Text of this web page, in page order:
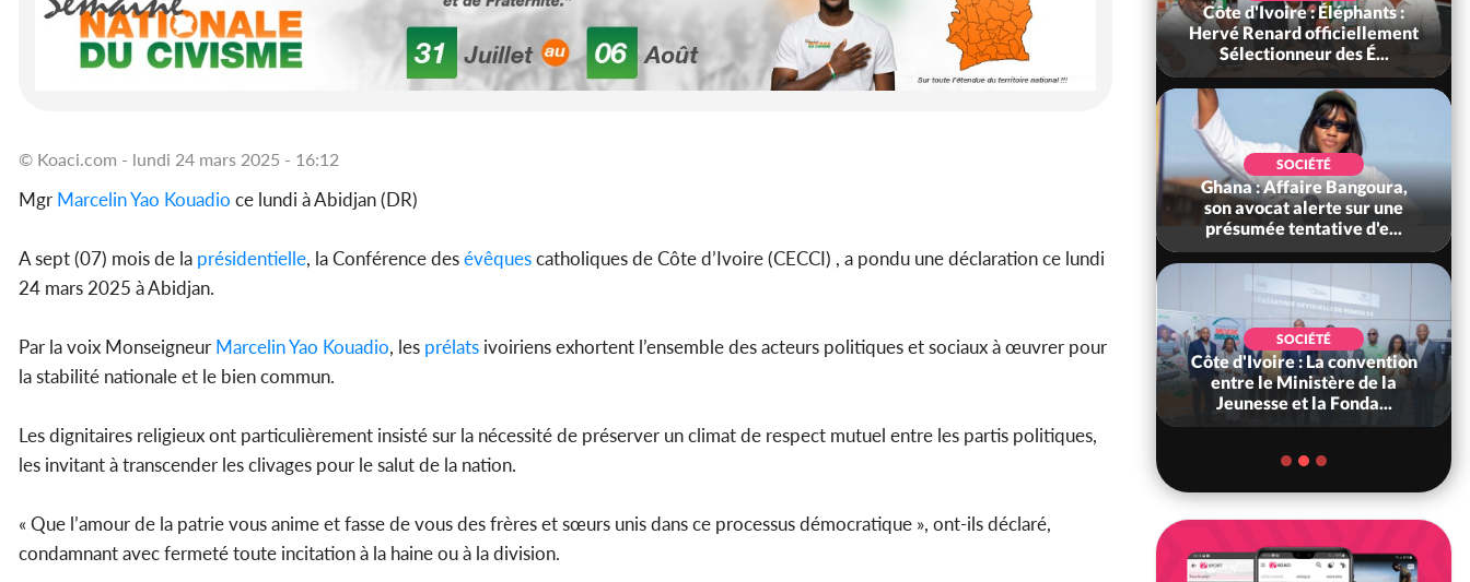
© Koaci.com - lundi 24 mars 2025 - 16:12
Mgr Marcelin Yao Kouadio ce lundi à Abidjan (DR)
A sept (07) mois de la présidentielle, la Conférence desévêquescatholiques de Côte d’Ivoire (CECCI) , a pondu une déclaration ce lundi
24 mars 2025 à Abidjan.
Par la voix Monseigneur Marcelin Yao Kouadio, les prélats ivoiriens exhortent l’ensemble des acteurs politiques et sociaux à œuvrer pour
la stabilité nationale et le bien commun.
Les dignitaires religieux ont particulièrement insisté sur la nécessité de préserver un climat de respect mutuel entre les partis politiques,
les invitant à transcender les clivages pour le salut de la nation.
« Que l’amour de la patrie vous anime et fasse de vous des frères et sœurs unis dans ce processus démocratique », ont-ils déclaré,
condamnant avec fermeté toute incitation à la haine ou à la division.
Côte d'Ivoire : Violences
tragiques à Kossandji (Mé)
ayant fait 03 morts, A...
POLITIQUE
Côte d'Ivoire : Indépendance
Côte d'Ivoire : Éléphants :
Hervé Renard officiellement
Sélectionneur des É...
SOCIÉTÉ
Ghana : Affaire Bangoura,
son avocat alerte sur une
présumée tentative d'e...
SOCIÉTÉ
Côte d'Ivoire : La convention
entre le Ministère de la
Jeunesse et la Fonda...